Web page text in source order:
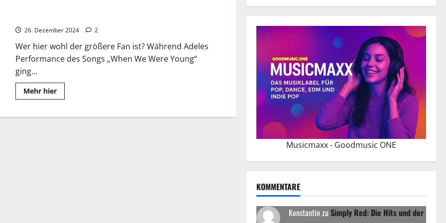
26. Dezember 2024 2
Wer hier wohl der größere Fan ist? Während Adeles
Performance des Songs „When We Were Young“
ging...
Mehr hierRead
more
bewegender
Musicmaxx - Goodmusic ONE
KOMMENTARE
Konstantinzu Simply Red: Die Hits und der